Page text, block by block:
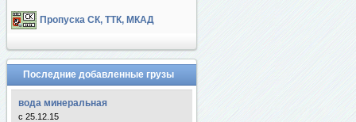
Пропуска СК, ТТК, МКАД
Последние добавленные грузы
вода минеральная
с 25.12.15